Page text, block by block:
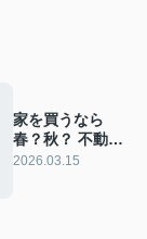
家を買うなら
春？秋？ 不動産
のプロが本音で
2026.03.15